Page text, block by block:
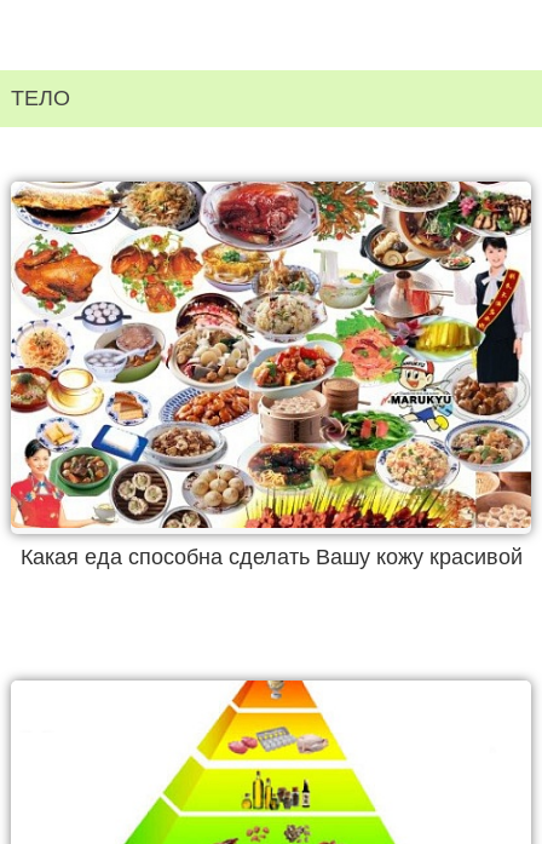
ТЕЛО
Какая еда способна сделать Вашу кожу красивой